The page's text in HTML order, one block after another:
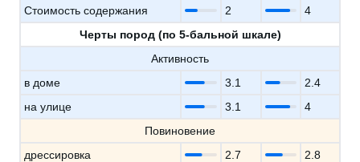
Стоимость содержания
2
4
Черты пород (по 5-бальной шкале)
Активность
в доме
3.1
2.4
на улице
3.1
4
Повиновение
дрессировка
2.7
2.8